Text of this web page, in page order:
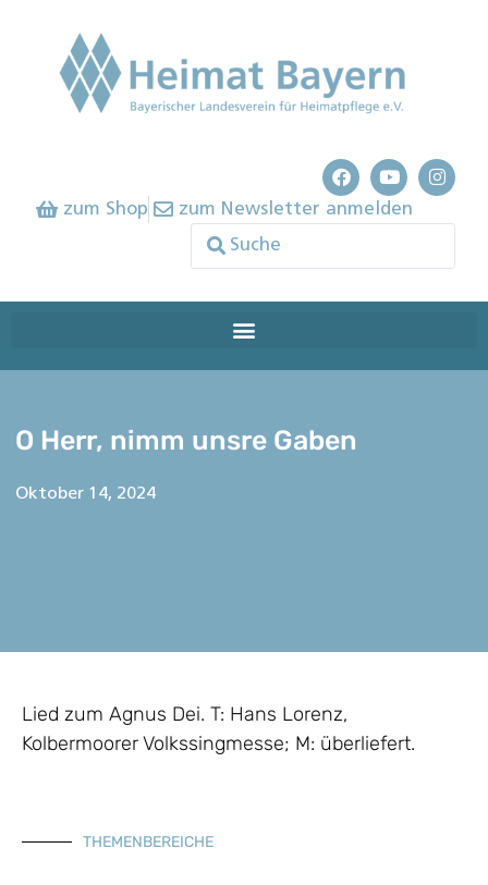
zum Shop zum Newsletter anmelden
O Herr, nimm unsre Gaben
Oktober 14, 2024
Lied zum Agnus Dei. T: Hans Lorenz,
Kolbermoorer Volkssingmesse; M: überliefert.
THEMENBEREICHE